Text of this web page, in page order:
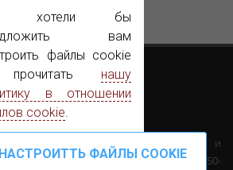
хотели бы
вам
файлы cookie
нашу
в отношении
cookie.
SLU ©
телекоммуникационного и
оборудования с более чем 50-